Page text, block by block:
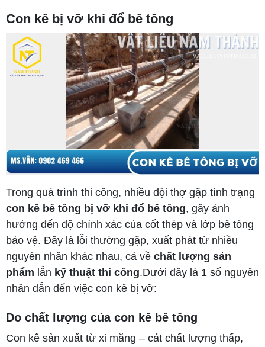
Con kê bị vỡ khi đổ bê tông
Trong quá trình thi công, nhiều đội thợ gặp tình trạng
con kê bê tông bị vỡ khi đổ bê tông, gây ảnh
hưởng đến độ chính xác của cốt thép và lớp bê tông
bảo vệ. Đây là lỗi thường gặp, xuất phát từ nhiều
nguyên nhân khác nhau, cả về chất lượng sản
phẩm lẫn kỹ thuật thi công.Dưới đây là 1 số nguyên
nhân dẫn đến việc con kê bị vỡ:
Do chất lượng của con kê bê tông
Con kê sản xuất từ xi măng – cát chất lượng thấp,